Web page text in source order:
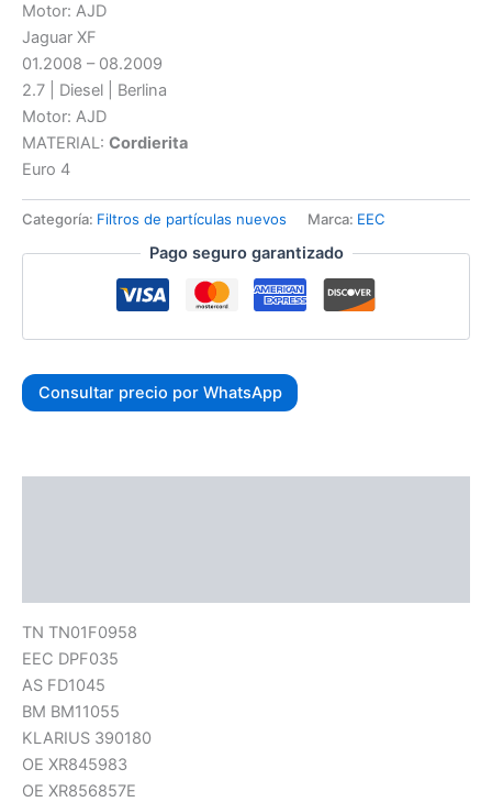
Motor: AJD
Jaguar XF
01.2008 – 08.2009
2.7 | Diesel | Berlina
Motor: AJD
MATERIAL: Cordierita
Euro 4
Categoría: Filtros de partículas nuevos Marca: EEC
Pago seguro garantizado
Consultar precio por WhatsApp
TN TN01F0958
EEC DPF035
AS FD1045
BM BM11055
KLARIUS 390180
OE XR845983
OE XR856857E